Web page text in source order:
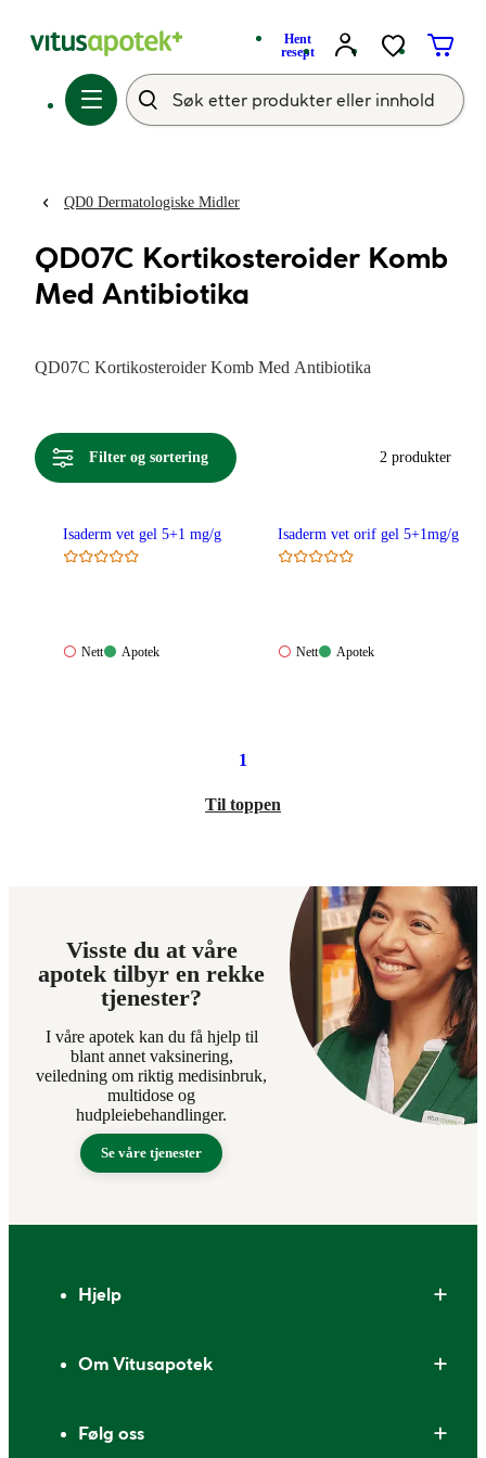
Hent
resept
QD0 Dermatologiske Midler
QD07C Kortikosteroider Komb
Med Antibiotika
QD07C Kortikosteroider Komb Med Antibiotika
Filter og sortering 2 produkter
Isaderm vet gel 5+1 mg/g
Nett:
Nett
Apotek:
Apotek
Isaderm vet orif gel 5+1mg/g
Nett:
Nett
Apotek:
Apotek
1
Til toppen
Visste du at våre
apotek tilbyr en rekke
tjenester?
I våre apotek kan du få hjelp til
blant annet vaksinering,
veiledning om riktig medisinbruk,
multidose og
hudpleiebehandlinger.
Se våre tjenester
Hjelp
Om Vitusapotek
Følg oss